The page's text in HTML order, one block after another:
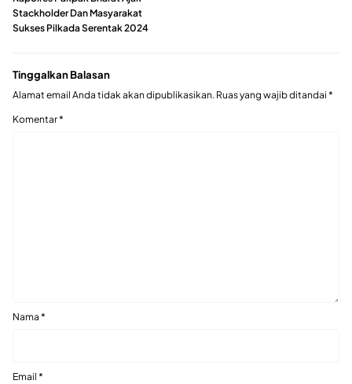
Stackholder Dan Masyarakat
Sukses Pilkada Serentak 2024
Tinggalkan Balasan
Alamat email Anda tidak akan dipublikasikan. Ruas yang wajib ditandai *
Komentar*
Nama *
Email *